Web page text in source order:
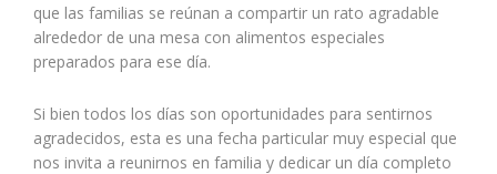
que las familias se reúnan a compartir un rato agradable
alrededor de una mesa con alimentos especiales
preparados para ese día.
Si bien todos los días son oportunidades para sentirnos
agradecidos, esta es una fecha particular muy especial que
nos invita a reunirnos en familia y dedicar un día completo